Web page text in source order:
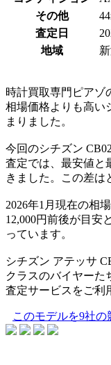
その他
査定日
地域
時計買取専門ピアゾ
相場価格よりも高い
まりました。
今回のシチズン
査定では、最安値と
きました。この差は
2026年1月現在の相
12,000円前後が目安
っています。
シチズン アテッサ
クラスのバイヤーた
査定サービスをご利
このモデルを9社の